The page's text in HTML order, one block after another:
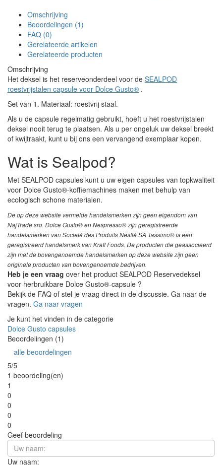
Omschrijving
Beoordelingen (1)
FAQ (0)
Gerelateerde artikelen
Gerelateerde producten
Omschrijving
Het deksel is het reserveonderdeel voor de SEALPOD
roestvrijstalen capsule voor Dolce Gusto® .
Set van 1. Materiaal: roestvrij staal.
Als u de capsule regelmatig gebruikt, hoeft u het roestvrijstalen
deksel nooit terug te plaatsen. Als u per ongeluk uw deksel breekt
of kwijtraakt, kunt u bij ons een vervangend exemplaar kopen.
Wat is Sealpod?
Met SEALPOD capsules kunt u uw eigen capsules van topkwaliteit
voor Dolce Gusto®-koffiemachines maken met behulp van
ecologisch schone materialen.
De op deze website vermelde handelsmerken zijn geen eigendom van
NajTrade sro. Dolce Gusto® en Nespresso® zijn geregistreerde
handelsmerken van Societé des Produits Nestlé SA Tassimo® is een
geregistreerd handelsmerk van Kraft Foods. De producten die geassocieerd
zijn met de bovengenoemde handelsmerken op deze website zijn geen
originele producten van bovengenoemde bedrijven.
Heb je een vraag over het product SEALPOD Reservedeksel
voor herbruikbare Dolce Gusto®-capsule ?
Bekijk de FAQ of stel je vraag direct in de discussie. Ga naar de
vragen. Ga naar vragen
Je kunt het vinden in de categorie
Dolce Gusto capsules
Beoordelingen (1)
alle beoordelingen
5/5
1 beoordeling(en)
1
0
0
0
0
Geef beoordeling
Uw naam: